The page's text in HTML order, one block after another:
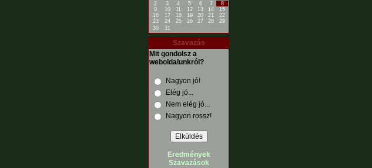
2
3 4 5 6 7
8
9
10 11 12 13 14
15
16
17 18 19 20 21
22
23
24 25 26 27 28
29
30
31
Szavazás
Mit gondolsz a
weboldalunkról?
Nagyon jó!
Elég jó...
Nem elég jó...
Nagyon rossz!
Eredmények
Szavazások